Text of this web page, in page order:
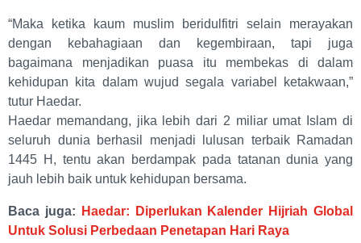
“Maka ketika kaum muslim beridulfitri selain merayakan
dengan kebahagiaan dan kegembiraan, tapi juga
bagaimana menjadikan puasa itu membekas di dalam
kehidupan kita dalam wujud segala variabel ketakwaan,”
tutur Haedar.
Haedar memandang, jika lebih dari 2 miliar umat Islam di
seluruh dunia berhasil menjadi lulusan terbaik Ramadan
1445 H, tentu akan berdampak pada tatanan dunia yang
jauh lebih baik untuk kehidupan bersama.
Baca juga:
Haedar: Diperlukan Kalender Hijriah Global
Untuk Solusi Perbedaan Penetapan Hari Raya